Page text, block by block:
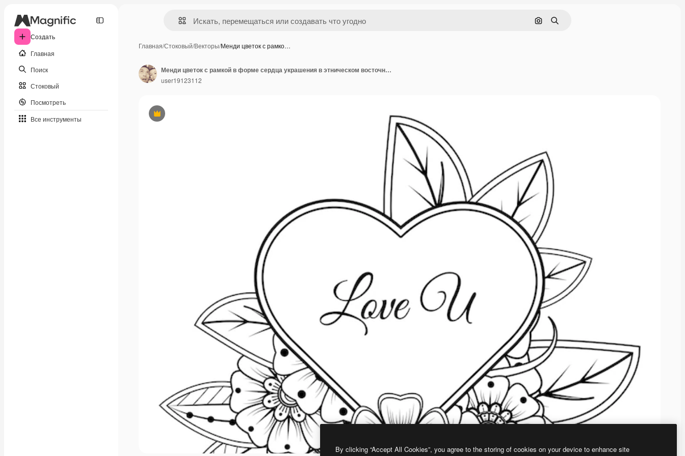
Создать
Главная
Поиск
Стоковый
Посмотреть
Все инструменты
Поиск по изображению
Поиск
Главная/Стоковый/Векторы/Менди цветок с рамко…
Премиум
Менди цветок с рамкой в форме сердца украшения в этническом восточном орнаменте каракули
user19123112
By clicking “Accept All Cookies”, you agree to the storing of cookies on your device to enhance site